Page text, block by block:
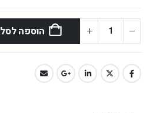
הוספה לסל